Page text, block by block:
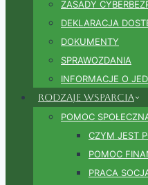
ZASADY
DEKLARACJA
DOKUMENTY
SPRAWOZDANIA
INFORMACJE O
Rodzaje wsparcia
POMOC
CZYM JEST
POMOC
PRACA